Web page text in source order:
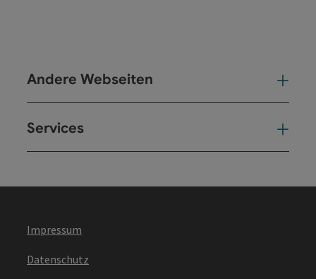
Andere Webseiten
Services
Impressum
Datenschutz